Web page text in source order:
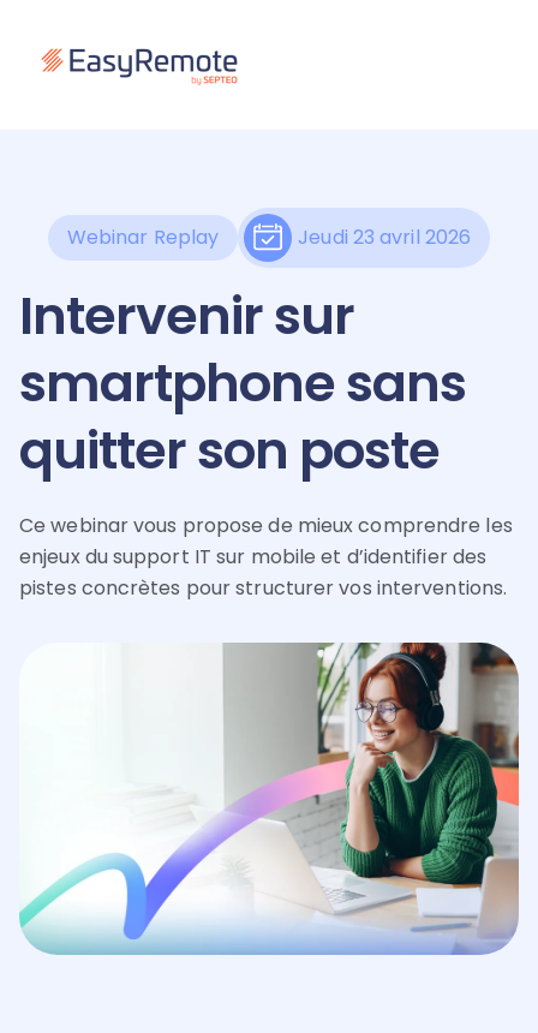
Webinar Replay Jeudi 23 avril 2026
Intervenir sur
smartphone sans
quitter son poste
Ce webinar vous propose de mieux comprendre les
enjeux du support IT sur mobile et d’identifier des
pistes concrètes pour structurer vos interventions.